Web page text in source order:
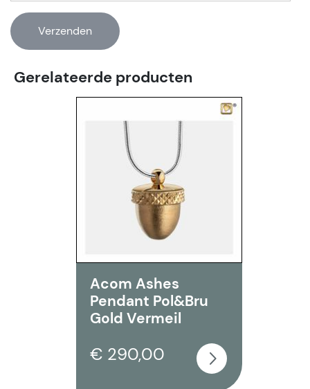
Gerelateerde producten
Acom Ashes
Pendant Pol&Bru
Gold Vermeil
€ 290,00